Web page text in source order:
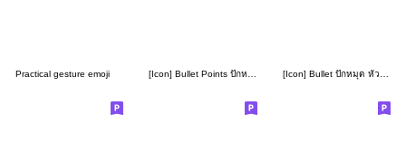
Practical gesture emoji